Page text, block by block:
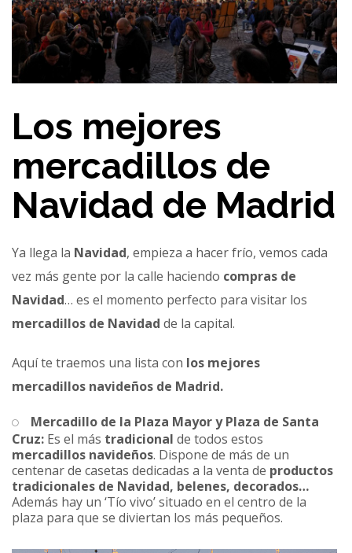
Los mejores
mercadillos de
Navidad de Madrid
Ya llega la Navidad, empieza a hacer frío, vemos cada
vez más gente por la calle haciendo compras de
Navidad… es el momento perfecto para visitar los
mercadillos de Navidad de la capital.
Aquí te traemos una lista con los mejores
mercadillos navideños de Madrid.
Mercadillo de la Plaza Mayor y Plaza de Santa
Cruz: Es el más tradicional de todos estos
mercadillos navideños. Dispone de más de un
centenar de casetas dedicadas a la venta de productos
tradicionales de Navidad, belenes, decorados…
Además hay un ‘Tío vivo’ situado en el centro de la
plaza para que se diviertan los más pequeños.